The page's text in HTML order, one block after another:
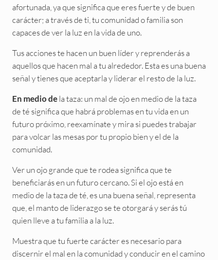
afortunada, ya que significa que eres fuerte y de buen
carácter; a través de ti, tu comunidad o familia son
capaces de ver la luz en la vida de uno.
Tus acciones te hacen un buen líder y reprenderás a
aquellos que hacen mal a tu alrededor. Esta es una buena
señal y tienes que aceptarla y liderar el resto de la luz.
En medio dela taza: un mal de ojo en medio de la taza
de té significa que habrá problemas en tu vida en un
futuro próximo, reexamínate y mira si puedes trabajar
para volcar las mesas por tu propio bien y el de la
comunidad.
Ver un ojo grande que te rodea significa que te
beneficiarás en un futuro cercano. Si el ojo está en
medio de la taza de té, es una buena señal, representa
que, el manto de liderazgo se te otorgará y serás tú
quien lleve a tu familia a la luz.
Muestra que tu fuerte carácter es necesario para
discernir el mal en la comunidad y conducir en el camino